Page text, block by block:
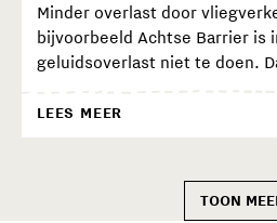
Minder overlast door
bijvoorbeeld Achtse Barrier is
geluidsoverlast niet te doen.
iedere 5 minuten een vliegtuig
niet zo toen bewoners in de
huis daar kochten. Een
LEES MEER
TOON